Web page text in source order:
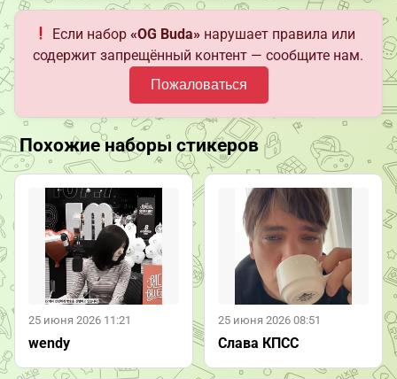
Если набор«OG Buda» нарушает правила или
содержит запрещённый контент — сообщите нам.
Пожаловаться
Похожие наборы стикеров
25 июня 2026 11:21
wendy
25 июня 2026 08:51
Слава КПСС